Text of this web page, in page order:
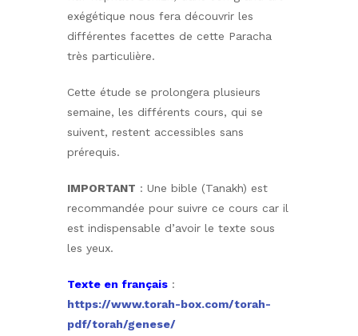
exégétique nous fera découvrir les
différentes facettes de cette Paracha
très particulière.
Cette étude se prolongera plusieurs
semaine, les différents cours, qui se
suivent, restent accessibles sans
prérequis.
IMPORTANT : Une bible (Tanakh) est
recommandée pour suivre ce cours car il
est indispensable d’avoir le texte sous
les yeux.
Texte en français :
https://www.torah-box.com/torah-
pdf/torah/genese/